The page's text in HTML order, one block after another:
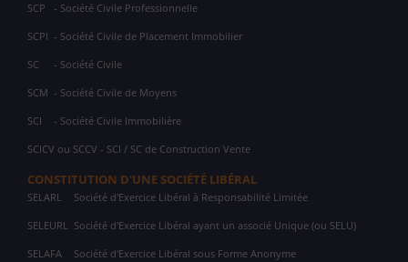
SCP - Société Civile Professionnelle
SCPI - Société Civile de Placement Immobilier
SC - Société Civile
SCM - Société Civile de Moyens
SCI - Société Civile Immobilière
SCICV ou SCCV - SCI / SC de Construction Vente
CONSTITUTION D'UNE SOCIÉTÉ LIBÉRAL
SELARL Société d'Exercice Libéral à Responsabilité Limitée
SELEURL Société d'Exercice Libéral ayant un associé Unique (ou SELU)
SELAFA Société d'Exercice Libéral sous Forme Anonyme